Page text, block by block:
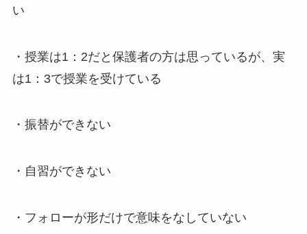
い
・授業は1：2だと保護者の方は思っているが、実
は1：3で授業を受けている
・振替ができない
・自習ができない
・フォローが形だけで意味をなしていない